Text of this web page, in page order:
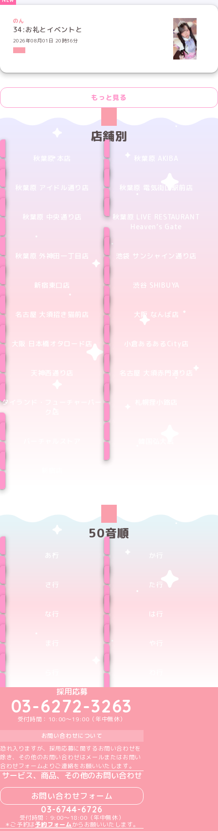
のん
34:お礼とイベントと
2026年08月01日 20時36分
もっと見る
店舗別
秋葉原 アイドル通り店 秋葉原 電気街口駅前店
秋葉原 中央通り店
秋葉原 LIVE RESTAURANT
Heaven’s Gate
秋葉原 外神田一丁目店 池袋 サンシャイン通り店
新宿東口店 渋谷 SHIBUYA
名古屋 大須招き猫前店 大阪 なんば店
大阪 日本橋オタロード店 小倉あるあるCity店
タイランド・フューチャーパー
50音順
さ行 た行
な行 は行
めいどりーみんTikTok公式アカウント
めいどりーみんX公式アカウント
めいどりーみんInstagram公式アカウント
めいどりーみんFacebook公式アカウン
めいどりーみんYouTube公式アカ
採用応募
03-6272-3263
受付時間：10:00～19:00（年中無休）
お問い合わせについて
恐れ入りますが、採用応募に関するお問い合わせを
除き、その他のお問い合わせはメールまたはお問い
合わせフォームよりご連絡をお願いいたします。
サービス、商品、その他のお問い合わせ
お問い合わせフォーム
03-6744-6726
受付時間：9:00～18:00（年中無休）
＊ご予約は予約フォームからお願いいたします。